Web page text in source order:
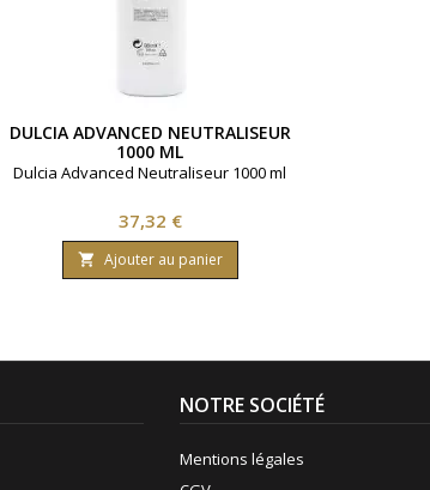
DULCIA ADVANCED NEUTRALISEUR
1000 ML
Dulcia Advanced Neutraliseur 1000 ml
Prix
37,32 €
 Ajouter au panier
NOTRE SOCIÉTÉ
Mentions légales